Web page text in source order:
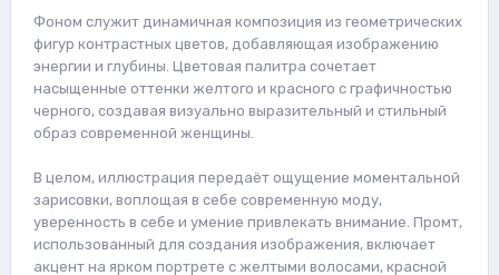
Фоном служит динамичная композиция из геометрических
фигур контрастных цветов, добавляющая изображению
энергии и глубины. Цветовая палитра сочетает
насыщенные оттенки желтого и красного с графичностью
черного, создавая визуально выразительный и стильный
образ современной женщины.
В целом, иллюстрация передаёт ощущение моментальной
зарисовки, воплощая в себе современную моду,
уверенность в себе и умение привлекать внимание. Промт,
использованный для создания изображения, включает
акцент на ярком портрете с желтыми волосами, красной